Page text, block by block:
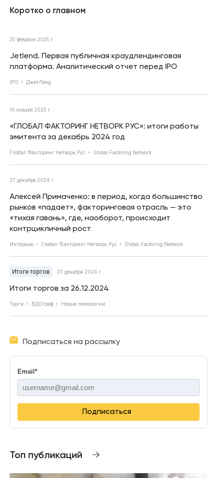
Коротко о главном
25 февраля 2025 г.
Jetlend. Первая публичная краудлендинговая
платформа. Аналитический отчет перед IPO
IPO ДжетЛенд
10 января 2025 г.
«ГЛОБАЛ ФАКТОРИНГ НЕТВОРК РУС»: итоги работы
эмитента за декабрь 2024 год
Глобал Факторинг Нетворк Рус Global Factoring Network
27 декабря 2024 г.
Алексей Примаченко: в период, когда большинство
рынков «падает», факторинговая отрасль — это
«тихая гавань», где, наоборот, происходит
контрцикличный рост
Интервью Глобал Факторинг Нетворк Рус Global Factoring Network
Итоги торгов 27 декабря 2024 г.
Итоги торгов за 26.12.2024
Торги ВДОграф Новые технологии
Подписаться на рассылку
Email *
Подписаться
Топ публикаций